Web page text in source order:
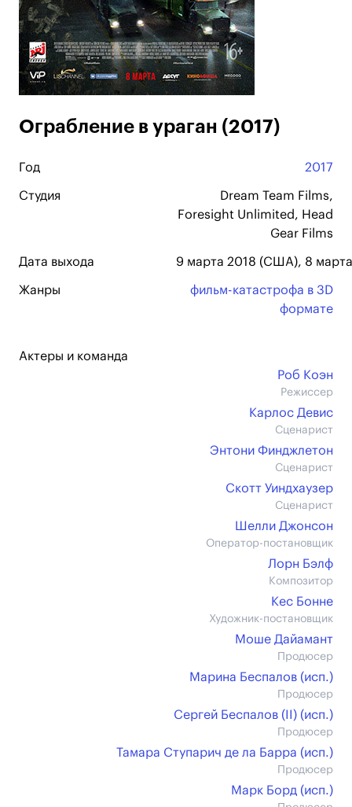
Ограбление в ураган (2017)
Год 2017
Студия
Dream Team Films,
Foresight Unlimited, Head
Gear Films
Дата выхода 9 марта 2018 (США), 8
Жанры
фильм-катастрофа в 3D
формате
Актеры и команда
Роб Коэн
Режиссер
Карлос Девис
Сценарист
Энтони Финджлетон
Сценарист
Скотт Уиндхаузер
Сценарист
Шелли Джонсон
Оператор-постановщик
Лорн Бэлф
Композитор
Кес Бонне
Художник-постановщик
Моше Дайамант
Продюсер
Марина Беспалов (иcп.)
Продюсер
Сергей Беспалов (II) (иcп.)
Продюсер
Тамара Ступарич де ла Барра (иcп.)
Продюсер
Марк Борд (иcп.)